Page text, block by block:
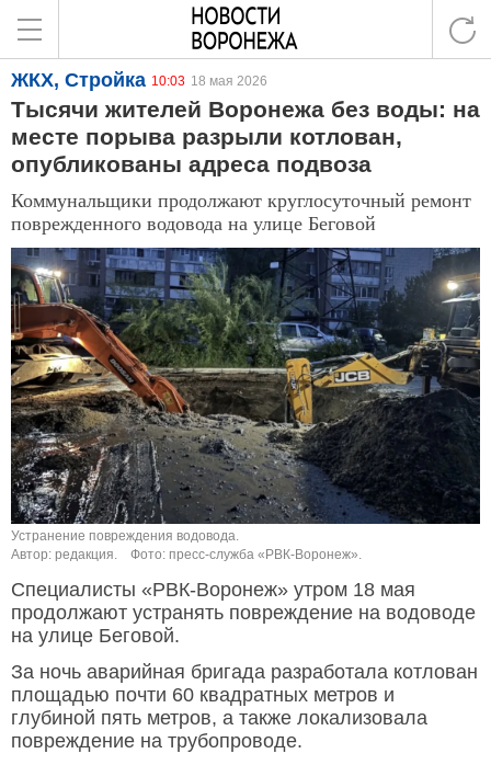
ЖКХ, Стройка 10:03 18 мая 2026
Тысячи жителей Воронежа без воды: на
месте порыва разрыли котлован,
опубликованы адреса подвоза
Коммунальщики продолжают круглосуточный ремонт
поврежденного водовода на улице Беговой
Устранение повреждения водовода.
Автор: редакция.
Фото: пресс-служба «РВК-Воронеж».
Специалисты «РВК-Воронеж» утром 18 мая
продолжают устранять повреждение на водоводе
на улице Беговой.
За ночь аварийная бригада разработала котлован
площадью почти 60 квадратных метров и
глубиной пять метров, а также локализовала
повреждение на трубопроводе.